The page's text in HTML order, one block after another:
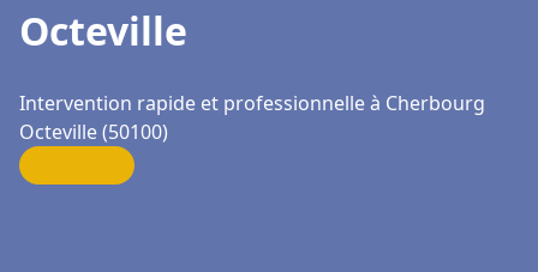
Octeville
Intervention rapide et professionnelle à Cherbourg
Octeville (50100)